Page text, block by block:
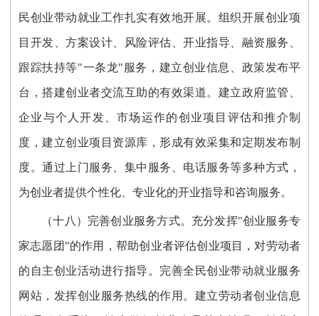
民创业带动就业工作扎实有效地开展。组织开展创业项
目开发、方案设计、风险评估、开业指导、融资服务、
跟踪扶持等"一条龙"服务，建立创业信息、政策发布平
台，搭建创业者交流互助的有效渠道。建立政府监管、
企业与个人开发、市场运作的创业项目评估和推介制
度，建立创业项目资源库，形成有效采集和定期发布制
度。通过上门服务、集中服务、电话服务等多种方式，
为创业者提供个性化、专业化的开业指导和咨询服务。
（十八）完善创业服务方式。充分发挥"创业服务专
家志愿团"的作用，帮助创业者评估创业项目，对劳动者
的自主创业活动进行指导。完善全民创业带动就业服务
网站，发挥创业服务热线的作用。建立劳动者创业信息